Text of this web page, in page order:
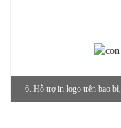
6. Hỗ trợ in logo trên bao